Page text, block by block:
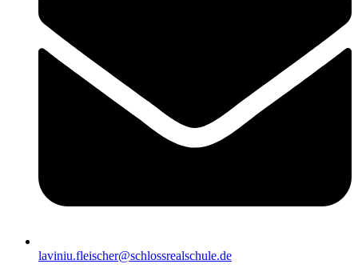
laviniu.fleischer@schlossrealschule.de